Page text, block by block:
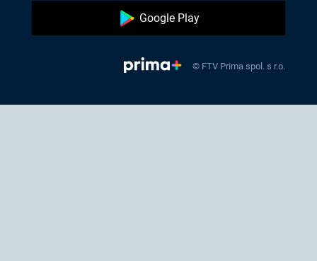
Google Play
© FTV Prima spol. s r.o.